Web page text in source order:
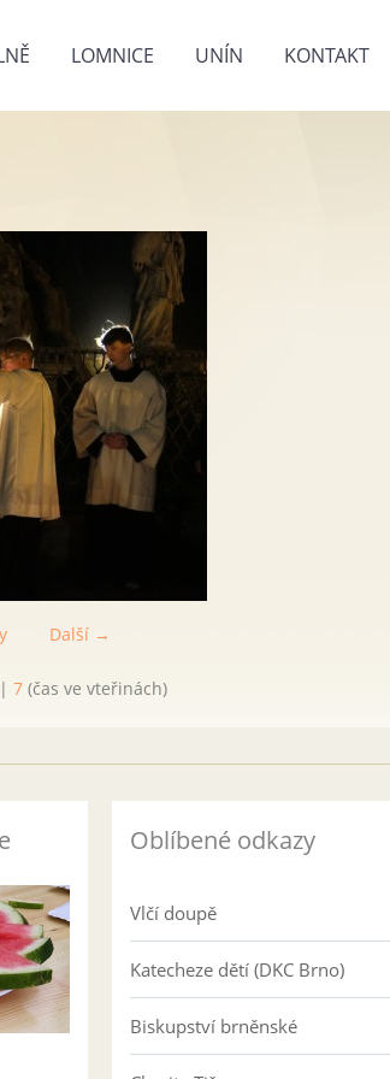
LOMNICE UNÍN KONTAKT
Další →
| 7 (čas ve vteřinách)
Oblíbené odkazy
Vlčí doupě
Katecheze dětí (DKC Brno)
Biskupství brněnské